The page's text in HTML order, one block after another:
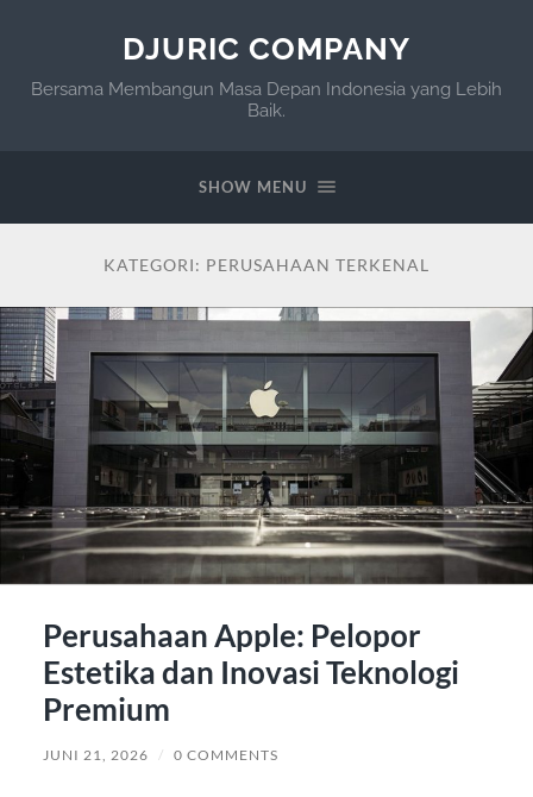
DJURIC COMPANY
Bersama Membangun Masa Depan Indonesia yang Lebih
Baik.
SHOW MENU
KATEGORI: PERUSAHAAN TERKENAL
Perusahaan Apple: Pelopor
Estetika dan Inovasi Teknologi
Premium
JUNI 21, 2026 / 0 COMMENTS